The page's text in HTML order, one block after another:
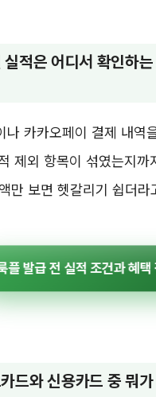
실적은 어디서 확인하
나 카카오페이 결제 내역
제외 항목이 섞였는지
만 보면 헷갈리기 쉽더라
플 발급 전 실적 조건과 혜택
드와 신용카드 중 뭐